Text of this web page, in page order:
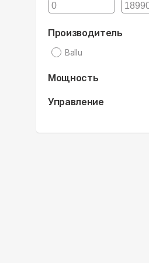
Производитель
Ballu
Мощность
Управление